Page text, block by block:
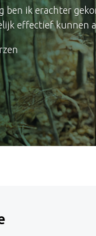
ben ik erachter
effectief kunnen